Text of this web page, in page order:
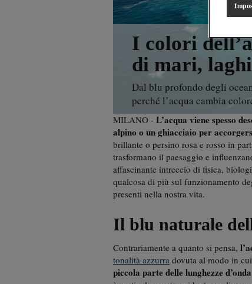
I colori
di mari,
Dal blu profondo degli
perché l’acqua cambia
MILANO - L’acqua viene spesso
alpino o un ghiacciaio per
brillante o persino rosa e rosso in
trasformano il paesaggio e
affascinante intreccio di fisica,
qualcosa di più sul funzionamento
presenti nella nostra vita.
Il blu naturale
Contrariamente a quanto si pensa,
tonalità azzurra dovuta al modo in
piccola parte delle lunghezze